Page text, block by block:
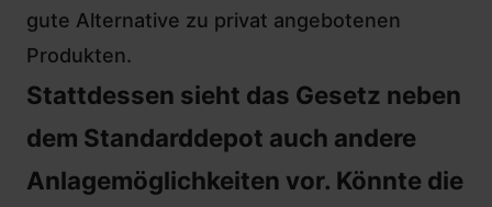
gute Alternative zu privat angebotenen
Produkten.
Stattdessen sieht das Gesetz neben
dem Standarddepot auch andere
Anlagemöglichkeiten vor. Könnte die